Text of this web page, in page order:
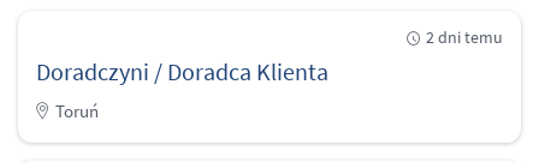
Doradczyni / Doradca Klienta
2 dni temu
Toruń